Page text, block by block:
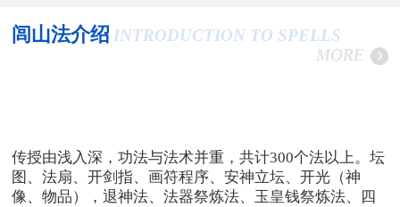
闾山法介绍 INTRODUCTION TO SPELLS
MORE
传授由浅入深，功法与法术并重，共计300个法以上。坛
图、法扇、开剑指、画符程序、安神立坛、开光（神
像、物品），退神法、法器祭炼法、玉皇钱祭炼法、四